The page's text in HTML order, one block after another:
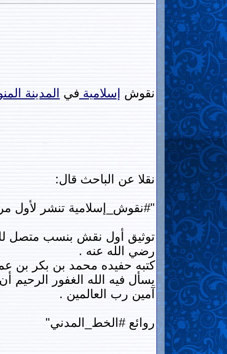
نقوش إسلامية في المدينة
نقلا عن الباحث قال:
"#نقوش_إسلامية تنشر لأول
توثيق أول نقش بنسب متصل
رضي الله عنه .
كتبه حفيده محمد بن بكر بن
يسأل فيه الله الغفور الرحيم
آمين رب العالمين .
روائع #الخط_المدني"